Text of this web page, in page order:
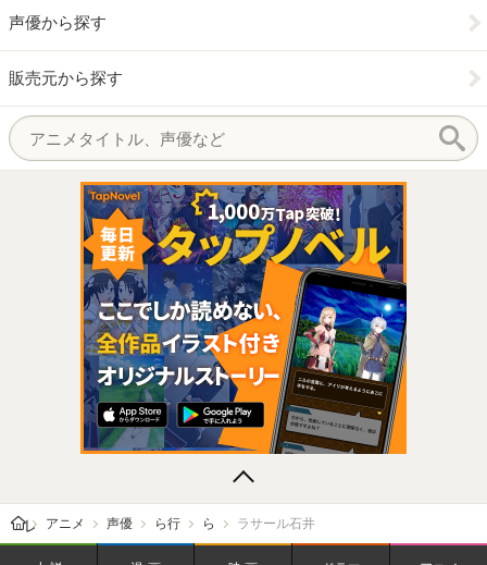
声優から探す
販売元から探す
レビューン トップ
アニメ 声優 ら行 ら ラサール石井